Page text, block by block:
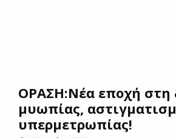
UΟΡΑΣΗ:Νέα εποχή στη
μυωπίας,
υπερμετρωπίας!